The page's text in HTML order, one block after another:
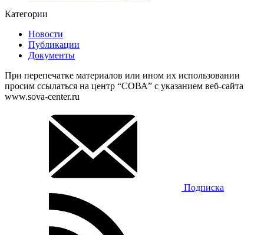
Категории
Новости
Публикации
Документы
При перепечатке материалов или ином их использовании
просим ссылаться на центр “СОВА” с указанием веб-сайта
www.sova-center.ru
Подписка